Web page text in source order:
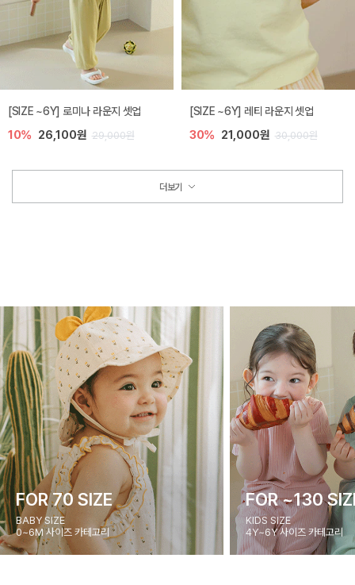
[SIZE ~6Y] 로미나 라운지 셋업
10% 26,100원 29,000원
[SIZE ~6Y] 레티 라운지 셋업
30% 21,000원 30,000원
더보기
FOR 70 SIZE
BABY SIZE
0~6M 사이즈 카테고리
FOR ~130
KIDS SIZE
4Y~6Y 사이즈 카테고리